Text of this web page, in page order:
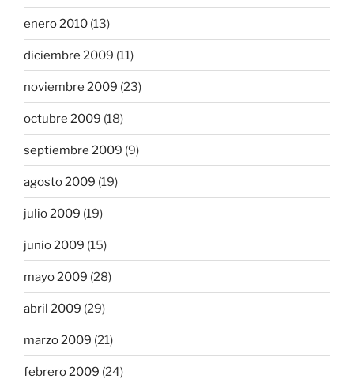
enero 2010 (13)
diciembre 2009 (11)
noviembre 2009 (23)
octubre 2009 (18)
septiembre 2009 (9)
agosto 2009 (19)
julio 2009 (19)
junio 2009 (15)
mayo 2009 (28)
abril 2009 (29)
marzo 2009 (21)
febrero 2009 (24)